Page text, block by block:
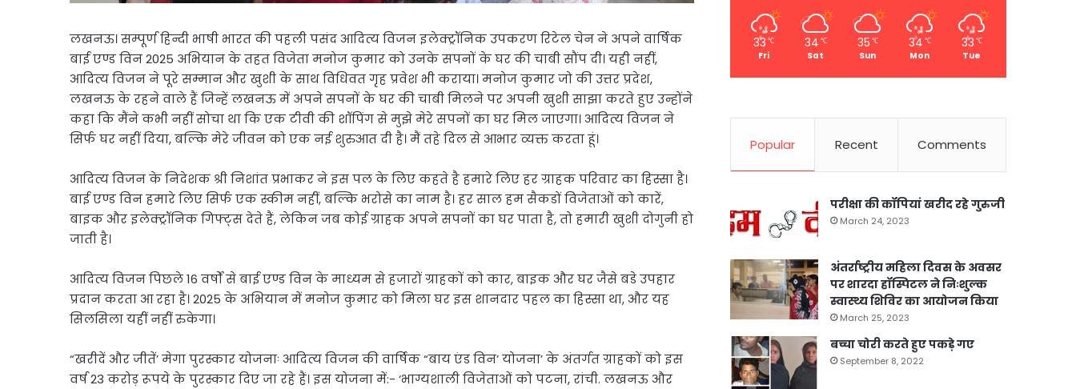
लखनऊ। सम्पूर्ण हिन्दी भाषी भारत की पहली पसंद आदित्य विजन इलेक्ट्रॉनिक उपकरण रिटेल चेन ने अपने वार्षिक
बाई एण्ड विन 2025 अभियान के तहत विजेता मनोज कुमार को उनके सपनों के घर की चाबी सौंप दी। यही नहीं,
आदित्य विजन ने पूरे सम्मान और खुशी के साथ विधिवत गृह प्रवेश भी कराया। मनोज कुमार जो की उत्तर प्रदेश,
लखनऊ के रहने वाले हैं जिन्हें लखनऊ में अपने सपनों के घर की चाबी मिलने पर अपनी खुशी साझा करते हुए उन्होंने
कहा कि मैंने कभी नहीं सोचा था कि एक टीवी की शॉपिंग से मुझे मेरे सपनों का घर मिल जाएगा। आदित्य विजन ने
सिर्फ घर नहीं दिया, बल्कि मेरे जीवन को एक नई शुरुआत दी है। मैं तहे दिल से आभार व्यक्त करता हूं।
आदित्य विजन के निदेशक श्री निशांत प्रभाकर ने इस पल के लिए कहते है हमारे लिए हर ग्राहक परिवार का हिस्सा है।
बाई एण्ड विन हमारे लिए सिर्फ एक स्कीम नहीं, बल्कि भरोसे का नाम है। हर साल हम सैकडों विजेताओं को कारें,
बाइक और इलेक्ट्रॉनिक गिफ्ट्स देते हैं, लेकिन जब कोई ग्राहक अपने सपनों का घर पाता है, तो हमारी खुशी दोगुनी हो
जाती है।
आदित्य विजन पिछले 16 वर्षों से बाई एण्ड विन के माध्यम से हजारों ग्राहकों को कार, बाइक और घर जैसे बडे उपहार
प्रदान करता आ रहा है। 2025 के अभियान में मनोज कुमार को मिला घर इस शानदार पहल का हिस्सा था, और यह
सिलसिला यहीं नहीं रुकेगा।
“खरीदें और जीतें’ मेगा पुरस्कार योजनाः आदित्य विजन की वार्षिक “बाय एंड विन’ योजना’ के अंतर्गत ग्राहकों को इस
वर्ष 23 करोड़ रूपये के पुरस्कार दिए जा रहे हैं। इस योजना में:- ‘भाग्यशाली विजेताओं को पटना, रांची. लखनऊ और
33 ℃
Fri
34 ℃
Sat
35 ℃
Sun
34 ℃
Mon
33 ℃
Tue
Popular Recent Comments
परीक्षा की कॉपियां खरीद रहे गुरुजी
March 24, 2023
अंतर्राष्ट्रीय महिला दिवस के अवसर
पर शारदा हॉस्पिटल ने निःशुल्क
स्वास्थ्य शिविर का आयोजन किया
March 25, 2023
बच्चा चोरी करते हुए पकड़े गए
September 8, 2022